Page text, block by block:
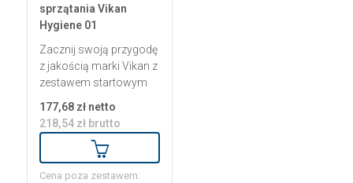
sprzątania Vikan
Hygiene 01
Zacznij swoją przygodę
z jakością marki Vikan z
zestawem startowym
177,68 zł netto
218,54 zł brutto
Dodaj do koszyka
Cena poza zestawem: